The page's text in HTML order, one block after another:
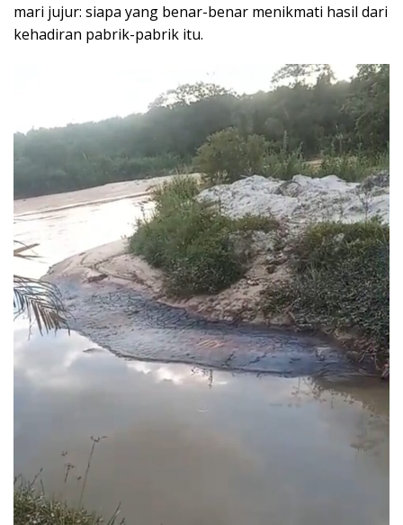
mari jujur: siapa yang benar-benar menikmati hasil dari
kehadiran pabrik-pabrik itu.